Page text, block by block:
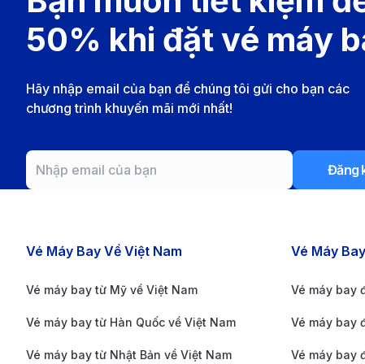
thành phố lớn như Hà Nội hoặc TP.HCM, bạn có
Vietjet Air:Sau khi đến Việt Nam, Vietjet Air là
50% khi đặt vé máy
Hãy nhập email của bạn để chúng tôi gửi cho bạn các
chương trình khuyến mãi mới nhất!
Đăng
Các chặng bay nổi bật
Vé Máy Bay Về Việt Nam
Vé máy bay từ Mỹ về Việt Nam
Vé máy bay từ Hàn Quốc về Việt Nam
Vé máy bay từ Nhật Bản về Việt Nam
Vé Máy
Vé máy bay
Vé máy bay
Vé máy bay